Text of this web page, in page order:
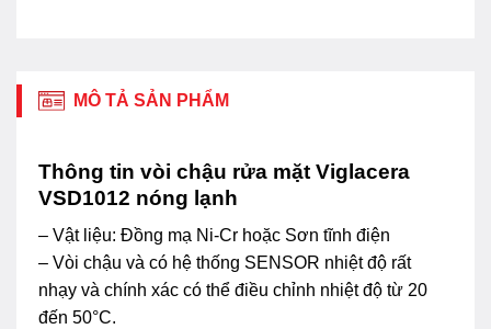
MÔ TẢ SẢN PHẨM
Thông tin vòi chậu rửa mặt Viglacera
VSD1012 nóng lạnh
– Vật liệu: Đồng mạ Ni-Cr hoặc Sơn tĩnh điện
– Vòi chậu và có hệ thống SENSOR nhiệt độ rất
nhạy và chính xác có thể điều chỉnh nhiệt độ từ 20
đến 50°C.